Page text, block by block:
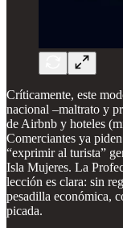
Críticamente, este
nacional –maltrato y
de Airbnb y hoteles
Comerciantes ya
“exprimir al turista”
Isla Mujeres. La
lección es clara: sin
pesadilla económica,
picada.